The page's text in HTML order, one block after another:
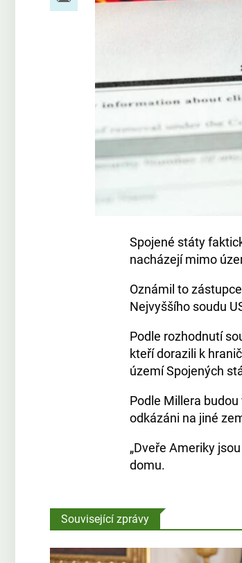
Spojené státy
nacházejí mimo
Oznámil to
Nejvyššího soudu
Podle rozhodnutí
kteří dorazili k
území Spojených
Podle Millera
odkázáni na jiné
„Dveře Ameriky
domu.
Související zprávy